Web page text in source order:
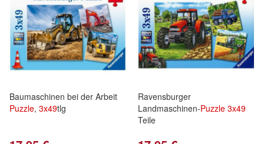
Baumaschinen bei der Arbeit
Puzzle, 3x49tlg
Ravensburger
Landmaschinen-Puzzle 3x49
Teile